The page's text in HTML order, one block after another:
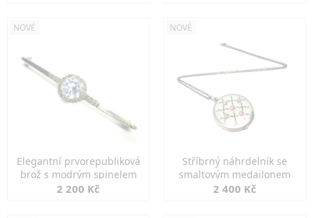
NOVÉ
Elegantní prvorepubliková
brož s modrým spinelem
2 200 Kč
NOVÉ
Stříbrný náhrdelník se
smaltovým medailonem
2 400 Kč